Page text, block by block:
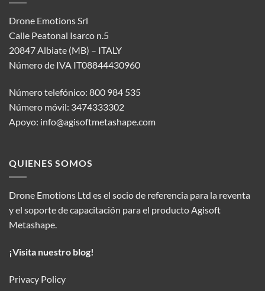
Drone Emotions Srl
Calle Peatonal Isarco n.5
20847 Albiate (MB) – ITALY
Número de IVA IT08844430960
Número telefónico: 800 984 535
Número móvil: 3474333302
Apoyo: info@agisoftmetashape.com
QUIENES SOMOS
Drone Emotions Ltd es el socio de referencia para la reventa
y el soporte de capacitación para el producto Agisoft
Metashape.
¡Visita nuestro blog!
Privacy Policy